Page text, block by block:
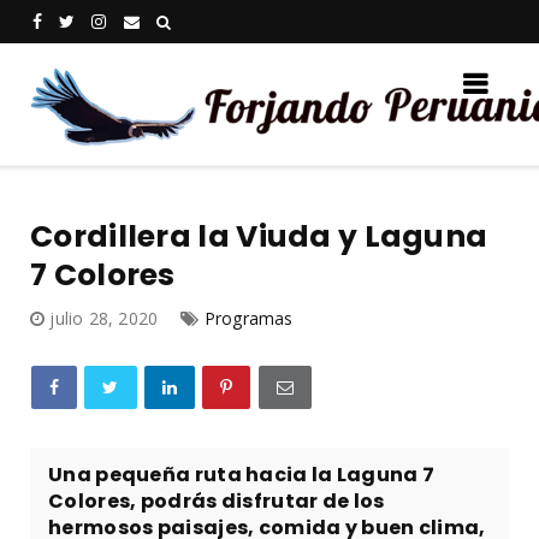
Cordillera la Viuda y Laguna
7 Colores
julio 28, 2020 Programas
Una pequeña ruta hacia la Laguna 7
Colores, podrás disfrutar de los
hermosos paisajes, comida y buen clima,